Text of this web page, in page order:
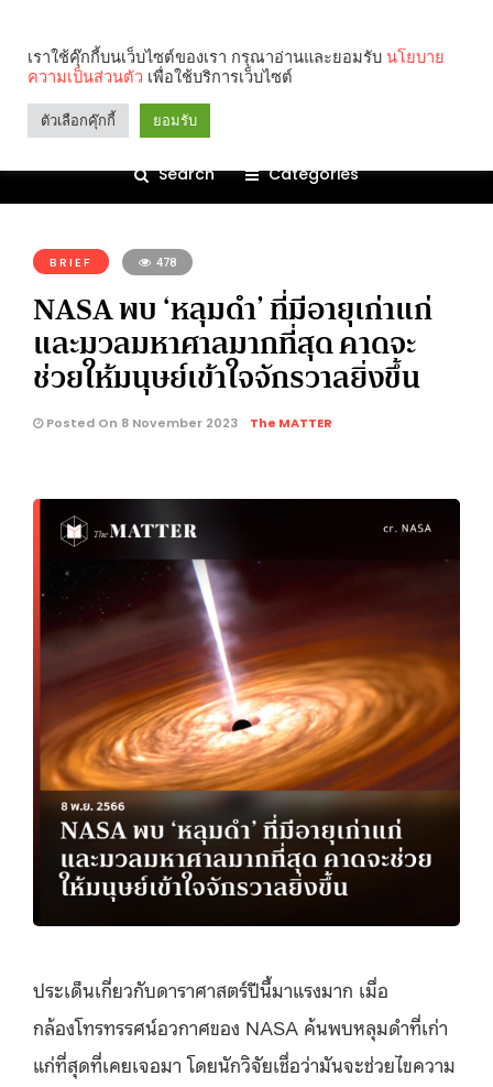
Search Categories
BRIEF 478
NASA พบ ‘หลุมดํา’ ที่มีอายุเก่าแก่
และมวลมหาศาลมากที่สุด คาดจะ
ช่วยให้มนุษย์เข้าใจจักรวาลยิ่งขึ้น
Posted On 8 November 2023 The MATTER
ประเด็นเกี่ยวกับดาราศาสตร์ปีนี้มาแรงมาก เมื่อ
กล้องโทรทรรศน์อวกาศของ NASA ค้นพบหลุมดําที่เก่า
แก่ที่สุดที่เคยเจอมา โดยนักวิจัยเชื่อว่ามันจะช่วยไขความ
เราใช้คุ๊กกี้บนเว็บไซต์ของเรา กรุณาอ่านและยอมรับ นโยบาย
ความเป็นส่วนตัว เพื่อใช้บริการเว็บไซต์
ตัวเลือกคุ๊กกี้ ยอมรับ